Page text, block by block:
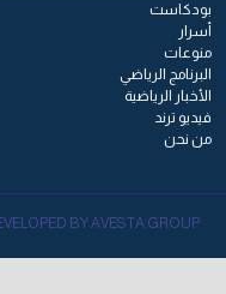
بودكاست
أسرار
منوعات
البرنامج الرياضي
الأخبار الرياضية
فيديو ترند
من نحن
BY AVESTA GROUP